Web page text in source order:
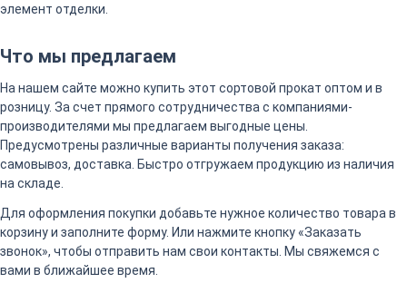
элемент отделки.
Что мы предлагаем
На нашем сайте можно купить этот сортовой прокат оптом и в
розницу. За счет прямого сотрудничества с компаниями-
производителями мы предлагаем выгодные цены.
Предусмотрены различные варианты получения заказа:
самовывоз, доставка. Быстро отгружаем продукцию из наличия
на складе.
Для оформления покупки добавьте нужное количество товара в
корзину и заполните форму. Или нажмите кнопку «Заказать
звонок», чтобы отправить нам свои контакты. Мы свяжемся с
вами в ближайшее время.